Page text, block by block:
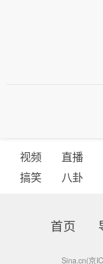
视频 直播
搞笑
八卦
首页
Sina.cn(京